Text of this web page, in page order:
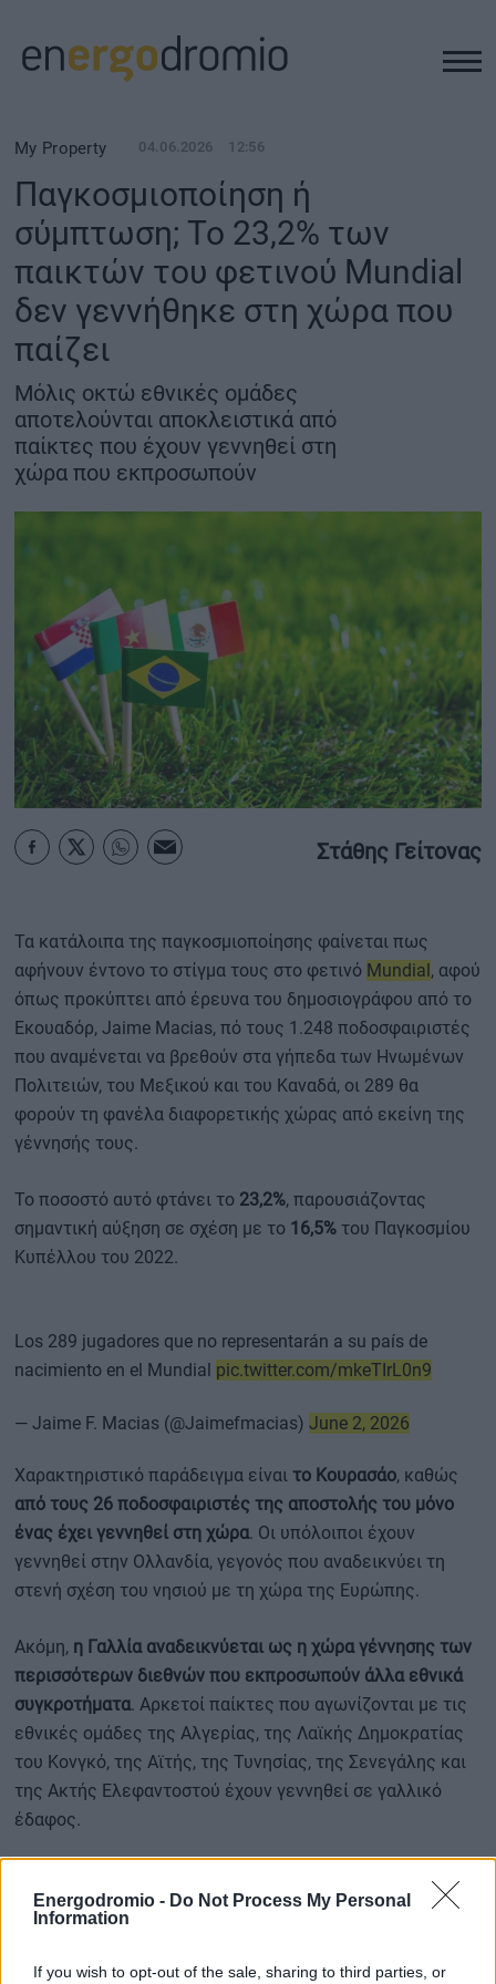
Energodromio - Do Not Process My Personal
Information
If you wish to opt-out of the sale, sharing to third parties, or
ΥΠΟΔΟΜΕΣ
REAL ESTATE
ΠΕΡΙΒΑΛΛΟΝ
ΕΝΕΡΓΕΙΑ
ΜΕΤΑΦΟΡΕΣ - ΗΛΕΚΤΡΟΚΙΝΗΣΗ
ΨΗΦΙΑΚΟΣ ΚΟΣΜΟΣ
ΟΙΚΟΝΟΜΙΑ - ΕΠΙΧΕΙΡΗΣΕΙΣ
MY PROPERTY
ΚΑΡΑΜΠΟΛΕΣ
ΟΡΟΙ ΧΡΗΣΗΣ
ΕΠΙΚΟΙΝΩΝΙΑ
My Property 04.06.2026 12:56
Παγκοσμιοποίηση ή
σύμπτωση; Το 23,2% των
παικτών του φετινού Mundial
δεν γεννήθηκε στη χώρα που
παίζει
Μόλις οκτώ εθνικές ομάδες
αποτελούνται αποκλειστικά από
παίκτες που έχουν γεννηθεί στη
χώρα που εκπροσωπούν
Στάθης Γείτονας
Τα κατάλοιπα της παγκοσμιοποίησης φαίνεται πως
αφήνουν έντονο το στίγμα τους στο φετινό Mundial, αφού
όπως προκύπτει από έρευνα του δημοσιογράφου από το
Εκουαδόρ, Jaime Macias, πό τους 1.248 ποδοσφαιριστές
που αναμένεται να βρεθούν στα γήπεδα των Ηνωμένων
Πολιτειών, του Μεξικού και του Καναδά, οι 289 θα
φορούν τη φανέλα διαφορετικής χώρας από εκείνη της
γέννησής τους.
Το ποσοστό αυτό φτάνει το 23,2%, παρουσιάζοντας
σημαντική αύξηση σε σχέση με το 16,5% του Παγκοσμίου
Κυπέλλου του 2022.
Los 289 jugadores que no representarán a su país de
nacimiento en el Mundial pic.twitter.com/mkeTIrL0n9
— Jaime F. Macias (@Jaimefmacias) June 2, 2026
Χαρακτηριστικό παράδειγμα είναι το Κουρασάο, καθώς
από τους 26 ποδοσφαιριστές της αποστολής του μόνο
ένας έχει γεννηθεί στη χώρα. Οι υπόλοιποι έχουν
γεννηθεί στην Ολλανδία, γεγονός που αναδεικνύει τη
στενή σχέση του νησιού με τη χώρα της Ευρώπης.
Ακόμη, η Γαλλία αναδεικνύεται ως η χώρα γέννησης των
περισσότερων διεθνών που εκπροσωπούν άλλα εθνικά
συγκροτήματα. Αρκετοί παίκτες που αγωνίζονται με τις
εθνικές ομάδες της Αλγερίας, της Λαϊκής Δημοκρατίας
του Κονγκό, της Αϊτής, της Τυνησίας, της Σενεγάλης και
της Ακτής Ελεφαντοστού έχουν γεννηθεί σε γαλλικό
έδαφος.
Από τις 48 ομάδες που συμμετέχουν στο Μουντιάλ, οι 40